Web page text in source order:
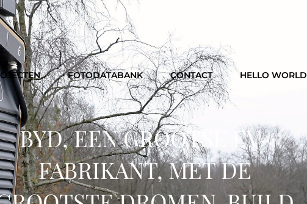
FOTODATABANK CONTACT HELLO WORLD
BYD, EEN GROOTSE EV-
FABRIKANT, MET DE